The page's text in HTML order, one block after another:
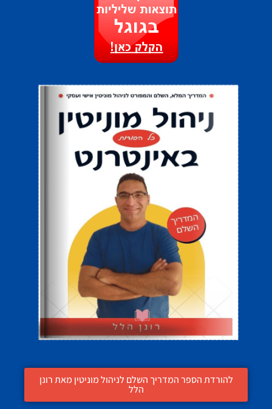
להורדת הספר המדריך השלם לניהול מוניטין מאת רונן
הלל